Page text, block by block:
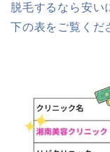
脱毛するなら安い
下の表をご覧くだ